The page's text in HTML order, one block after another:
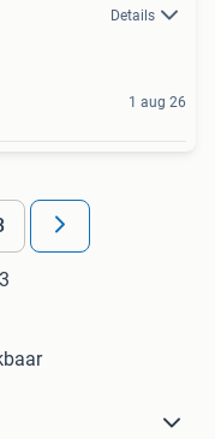
Details
1 aug 26